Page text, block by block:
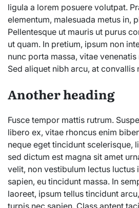
ligula a lorem posuere volutpat.
elementum, malesuada metus in,
Pellentesque ut mauris ut purus
ut quam. In pretium, ipsum non
nunc porta massa, vitae
Sed aliquet nibh arcu, at convallis
Another heading
Fusce tempor mattis rutrum.
libero ex, vitae rhoncus enim
neque eget tincidunt scelerisque,
sed dictum est magna sit amet
velit, non vestibulum lectus luctus
sapien, eu tincidunt massa. In
laoreet, ipsum tellus tincidunt